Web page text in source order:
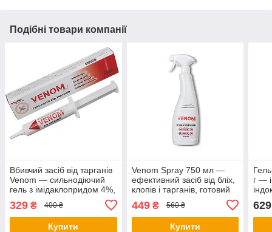
Подібні товари компанії
Вбивчий засіб від тарганів
Venom — сильнодіючий
гель з імідаклопридом 4%,
329 ₴ 400 ₴
Купити
Venom Spray 750 мл —
ефективний засіб від бліх,
клопів і тарганів, готовий
до використання (Веном
спрей); швидкий
результат!
449₴ 560 ₴
Купити
г —
629